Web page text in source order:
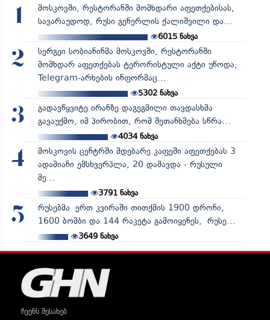
1
მოსკოვში, რესტორანში მომხდარი აფეთქებისას,
სავარაუდოდ, რუსი გენერლის ქალიშვილი და...
6015 ნახვა
2
სერგეი სობიანინმა მოსკოვში, რესტორანში
მომხდარ აფეთქებას ტერორისტული აქტი უწოდა,
Telegram-არხების ინფორმაც...
5302ნახვა
3
გადავწყვიტე ირანზე დაგეგმილი თავდასხმა
გავაუქმო, იმ პირობით, რომ შეთანხმება სწრა...
4034ნახვა
4
მოსკოვის ცენტრში მდებარე კაფეში აფეთქებას 3
ადამიანი ემსხვერპლა, 20 დაშავდა - რუსული
მე...
3791ნახვა
5
რუსებმა ერთ კვირაში თითქმის 1900 დრონი,
1600 ბომბი და 144 რაკეტა გამოიყენეს, რუსე...
3649ნახვა
ჩვენს შესახებ